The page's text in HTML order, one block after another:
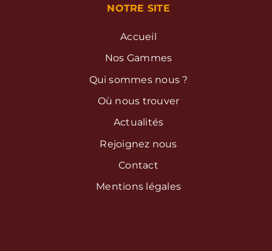
NOTRE SITE
Accueil
Nos Gammes
Qui sommes nous ?
Où nous trouver
Actualités
Rejoignez nous
Contact
Mentions légales